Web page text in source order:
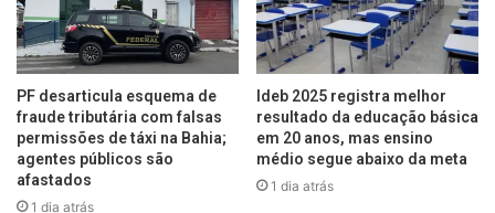
PF desarticula esquema de
fraude tributária com falsas
permissões de táxi na Bahia;
agentes públicos são
afastados
1 dia atrás
Ideb 2025 registra melhor
resultado da educação básica
em 20 anos, mas ensino
médio segue abaixo da meta
1 dia atrás